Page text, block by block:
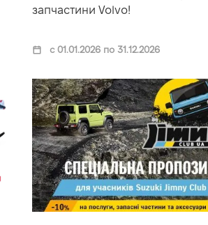
запчастини Volvo!
с 01.01.2026 по 31.12.2026